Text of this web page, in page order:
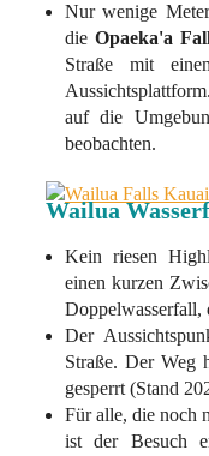
Nur wenige
dieOpaeka'a
Straße mit
auf die
beobachten.
Wailua
Kein riesen
einen kurzen
Doppelwasserfall,
Der
Straße. Der Weg
gesperrt (Stand
Für alle, die noch
ist der Besuch